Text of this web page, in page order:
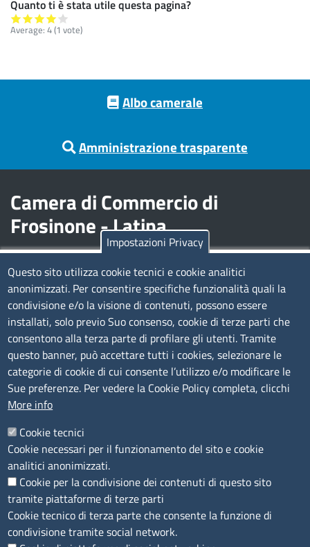
Quanto ti è stata utile questa pagina?
Average: 4(1 vote)
Albo camerale
Amministrazione trasparente
Camera di Commercio di
Frosinone - Latina
Contatti
Sede Legale di Latina: Viale Umberto I, 80 - 04100 (LT)
tel. 0773/6721
Sede di Frosinone: Via Alcide De Gasperi, 1 - 03100 (FR)
tel. 0775/2751
Peccciaa@pec.frlt.camcom.it
Ufficio relazioni con il pubblico
Codice Fiscale e Partita Iva: 02957560598
Codice univoco ufficio fatt.elettronica: 1TOEDU
Seguici su
Impostazioni Privacy
Questo sito utilizza cookie tecnici e cookie analitici
anonimizzati. Per consentire specifiche funzionalità quali la
condivisione e/o la visione di contenuti, possono essere
installati, solo previo Suo consenso, cookie di terze parti che
consentono alla terza parte di profilare gli utenti. Tramite
questo banner, può accettare tutti i cookies, selezionare le
categorie di cookie di cui consente l’utilizzo e/o modificare le
Sue preferenze. Per vedere la Cookie Policy completa, clicchi
More info
Cookie tecnici
Cookie necessari per il funzionamento del sito e cookie
analitici anonimizzati.
Cookie per la condivisione dei contenuti di questo sito
tramite piattaforme di terze parti
Cookie tecnico di terza parte che consente la funzione di
condivisione tramite social network.